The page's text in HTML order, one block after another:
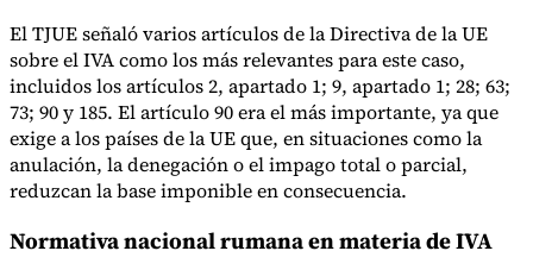
El TJUE señaló varios artículos de la Directiva de la UE
sobre el IVA como los más relevantes para este caso,
incluidos los artículos 2, apartado 1; 9, apartado 1; 28; 63;
73; 90 y 185. El artículo 90 era el más importante, ya que
exige a los países de la UE que, en situaciones como la
anulación, la denegación o el impago total o parcial,
reduzcan la base imponible en consecuencia.
Normativa nacional rumana en materia de IVA